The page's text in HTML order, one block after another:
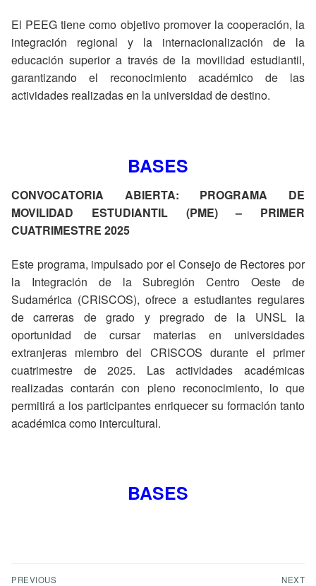
El PEEG tiene como objetivo promover la cooperación, la
integración regional y la internacionalización de la
educación superior a través de la movilidad estudiantil,
garantizando el reconocimiento académico de las
actividades realizadas en la universidad de destino.
BASES
CONVOCATORIA ABIERTA: PROGRAMA DE
MOVILIDAD ESTUDIANTIL (PME) – PRIMER
CUATRIMESTRE 2025
Este programa, impulsado por el Consejo de Rectores por
la Integración de la Subregión Centro Oeste de
Sudamérica (CRISCOS), ofrece a estudiantes regulares
de carreras de grado y pregrado de la UNSL la
oportunidad de cursar materias en universidades
extranjeras miembro del CRISCOS durante el primer
cuatrimestre de 2025. Las actividades académicas
realizadas contarán con pleno reconocimiento, lo que
permitirá a los participantes enriquecer su formación tanto
académica como intercultural.
BASES
PREVIOUS NEXT